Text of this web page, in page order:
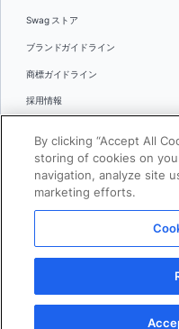
Swag ストア
ブランドガイドライン
商標ガイドライン
採用情報
言語
日本語
© 2026
利用規約(英
By clicking “Accept All
storing of cookies on
navigation, analyze site
marketing efforts.